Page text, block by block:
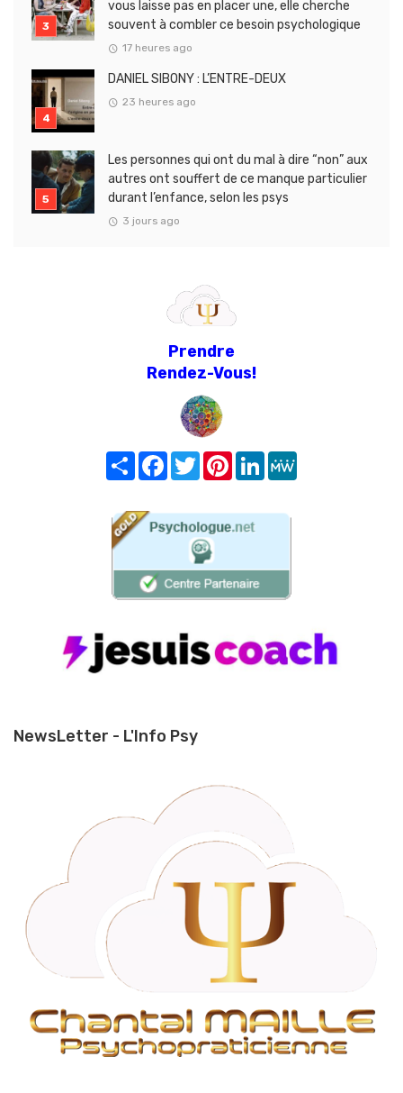
vous laisse pas en placer une, elle cherche
souvent à combler ce besoin psychologique
17 heures ago
DANIEL SIBONY : L’ENTRE-DEUX
23 heures ago
Les personnes qui ont du mal à dire “non” aux
autres ont souffert de ce manque particulier
durant l’enfance, selon les psys
3 jours ago
Prendre
Rendez-Vous!
Share FacebookTwitterPinterest
LinkedIn
NewsLetter - L'Info Psy